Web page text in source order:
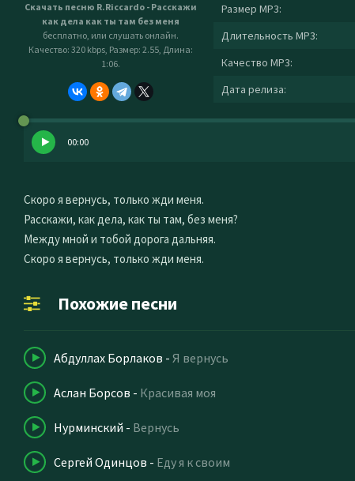
Скачать песню R.Riccardo - Расскажи
как дела как ты там без меня
бесплатно, или слушать онлайн.
Качество: 320 kbps, Размер: 2.55, Длина:
1:06.
Размер MP3:
Длительность MP3:
Качество MP3:
Дата релиза:
00:00
Скоро я вернусь, только жди меня.
Расскажи, как дела, как ты там, без меня?
Между мной и тобой дорога дальняя.
Скоро я вернусь, только жди меня.
Похожие песни
Абдуллах Борлаков - Я вернусь
Аслан Борсов - Красивая моя
Нурминский - Вернусь
Сергей Одинцов - Еду я к своим